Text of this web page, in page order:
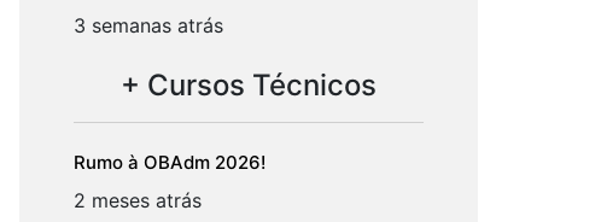
3 semanas atrás
+ Cursos Técnicos
Rumo à OBAdm 2026!
2 meses atrás